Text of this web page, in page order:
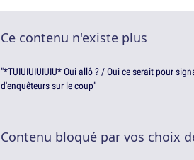
Ce contenu n'existe plus
"*TUIUIUIUIUIU* Oui allô ? / Oui ce serait pour
d'enquêteurs sur le coup"
Contenu bloqué par vos choix